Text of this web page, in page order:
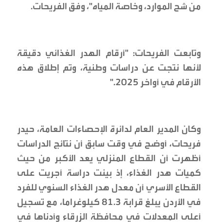
من شح الموارد، وخاصة المياه"، وفق الفريحات.
وتابعت الفريحات: "أرقام الهدر الغذائي دقيقة
لأنها نتجت عن دراسات وطنية، وتم إطلاق هذه
الأرقام في أواخر 2025."
وكان المدير العام لدائرة الإحصاءات العامة، حيدر
فريحات، أوضح في وقت سابق أن نتائج الدراسات
أظهرت أن القطاع المنزلي يعد الأكبر من حيث
كميات هدر الغذاء، إذ بينت دراسة أجريت على
القطاع الأسري أن معدل هدر الغذاء السنوي للفرد
في الأردن يبلغ قرابة 81.3 كيلوغراما، مع تسجيل
أعلى المعدلات في محافظة الزرقاء وأدناها في